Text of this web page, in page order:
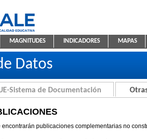
de Estadística Educativa
MAGNITUDES INDICADORES MAPAS
Datos
Sistema de Documentación
encontrarán publicaciones complementarias no